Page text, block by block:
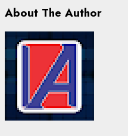
About The Author